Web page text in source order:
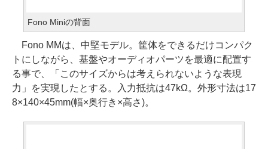
Fono Miniの背面
Fono MMは、中堅モデル。筐体をできるだけコンパク
トにしながら、基盤やオーディオパーツを最適に配置す
る事で、「このサイズからは考えられないような表現
力」を実現したとする。入力抵抗は47kΩ。外形寸法は17
8×140×45mm(幅×奥行き×高さ)。